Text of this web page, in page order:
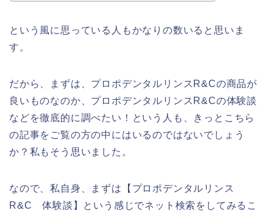
という風に思っている人もかなりの数いると思いま
す。
だから、まずは、プロポデンタルリンスR&Cの商品が
良いものなのか、プロポデンタルリンスR&Cの体験談
などを徹底的に調べたい！という人も、きっとこちら
の記事をご覧の方の中にはいるのではないでしょう
か？私もそう思いました。
なので、私自身、まずは【プロポデンタルリンス
R&C 体験談】という感じでネット検索をしてみるこ